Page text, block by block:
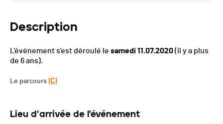
Description
L'événement s'est déroulé le samedi 11.07.2020(il y a plus
de 6 ans).
Le parcours ICI
Lieu d’arrivée de l'événement